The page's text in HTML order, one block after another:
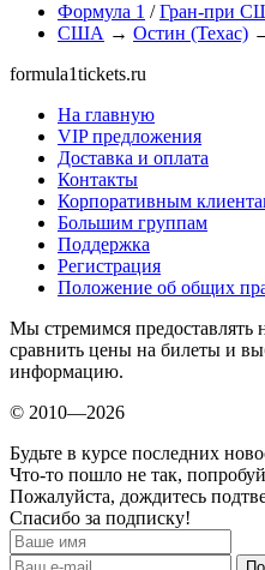
Формула 1 /Гран-при
США → Остин (Техас)
formula1tickets.ru
На главную
VIP предложения
Доставка и оплата
Контакты
Корпоративным
Большим группам
Поддержка
Регистрация
Положение об общих
Мы стремимся предоставлять
сравнить цены на билеты и
информацию.
© 2010—2026
Будьте в курсе последних
Что-то пошло не так,
Пожалуйста, дождитесь
Спасибо за подписку!